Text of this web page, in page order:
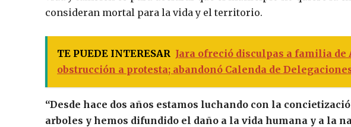
consideran mortal para la vida y el territorio.
TE PUEDE INTERESAR Jara ofreció disculpas a familia
obstrucción a protesta; abandonó Calenda de
“Desde hace dos años estamos luchando con la
arboles y hemos difundido el daño a la vida humana y a la